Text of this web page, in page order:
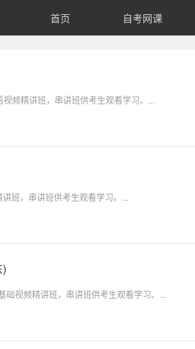
首页 自考网课
频精讲班，串讲班供考生观看学习。...
班，串讲班供考生观看学习。...
视频精讲班，串讲班供考生观看学习。...